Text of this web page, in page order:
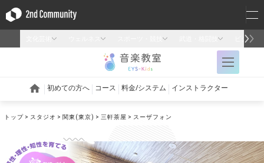
トップ スタジオ 関東(東京) 三軒茶屋 スーザフォン